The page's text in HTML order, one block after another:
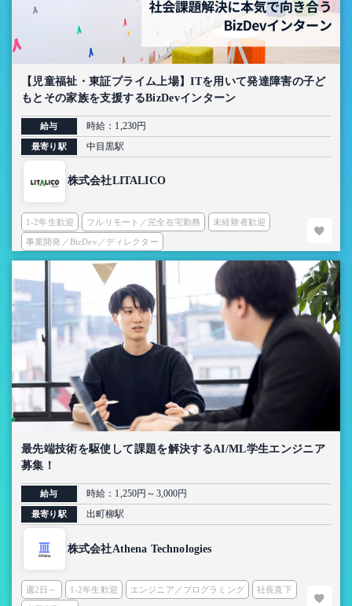
【児童福祉・東証プライム上場】ITを用いて発達障害の子ど
もとその家族を支援するBizDevインターン
給与 時給：1,230円
最寄り駅 中目黒駅
株式会社LITALICO
1-2年生歓迎 フルリモート／完全在宅勤務 未経験者歓迎
事業開発／BizDev／ディレクター
最先端技術を駆使して課題を解決するAI/ML学生エンジニア
募集！
給与 時給：1,250円～3,000円
最寄り駅 出町柳駅
株式会社Athena Technologies
週2日～ 1-2年生歓迎 エンジニア／プログラミング 社長直下